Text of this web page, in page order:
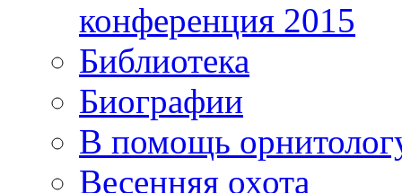
конференция 2015
Библиотека
Биографии
В помощь
Весенняя охота